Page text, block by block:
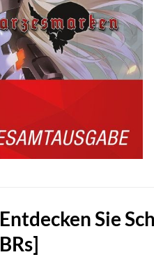
Entdecken Sie
BRs]